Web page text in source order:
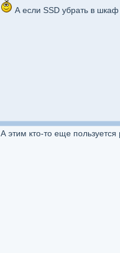
А если SSD убрать в
А этим кто-то еще пользуется